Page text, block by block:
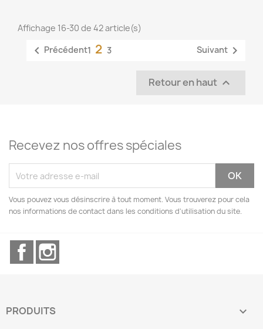
Affichage 16-30 de 42 article(s)
 Précédent1 2 3 Suivant 
Retour en haut 
Recevez nos offres spéciales
Vous pouvez vous désinscrire à tout moment. Vous trouverez pour cela
nos informations de contact dans les conditions d'utilisation du site.
Facebook
PRODUITS 